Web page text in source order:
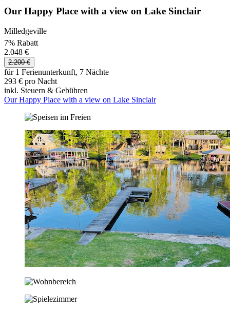
Our Happy Place with a view on Lake Sinclair
Milledgeville
7% Rabatt
2.048 €
2.200 €
für 1 Ferienunterkunft, 7 Nächte
293 € pro Nacht
inkl. Steuern & Gebühren
Our Happy Place with a view on Lake Sinclair